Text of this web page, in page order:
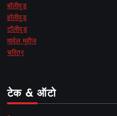
बॉलीवुड
हॉलीवुड
टॉलीवुड
मार्वल मूवीज
चरित्र
टेक & ऑटो